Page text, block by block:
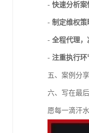
- 快速分析案
- 制定维权策
- 全程代理，
- 注重执行环
五、案例分
六、写在最后
愿每一滴汗